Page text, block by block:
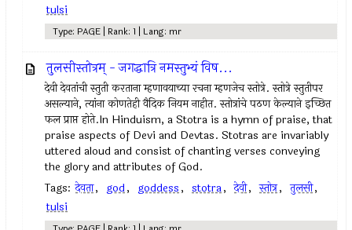
tulsi
Type: PAGE | Rank: 1 | Lang: mr
तुलसीस्तोत्रम् - जगद्धात्रि नमस्तुभ्यं विष...
देवी देवतांची स्तुती करताना म्हणावयाच्या रचना म्हणजेच स्तोत्रे. स्तोत्रे स्तुतीपर
असल्याने, त्यांना कोणतेही वैदिक नियम नाहीत. स्तोत्रांचे पठण केल्याने इच्छित
फल प्राप्त होते.In Hinduism, a Stotra is a hymn of praise, that
praise aspects of Devi and Devtas. Stotras are invariably
uttered aloud and consist of chanting verses conveying
the glory and attributes of God.
Tags: देवता, god, goddess, stotra, देवी, स्तोत्र, तुलसी,
tulsi